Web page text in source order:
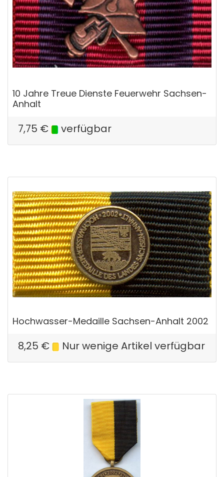
10 Jahre Treue Dienste Feuerwehr Sachsen-
Anhalt
7,75 € verfügbar
Hochwasser-Medaille Sachsen-Anhalt 2002
8,25 € Nur wenige Artikel verfügbar